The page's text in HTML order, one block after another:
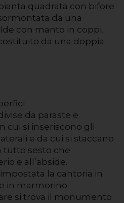
quadrata con bifore
da una
con manto in coppi.
da una doppia
da paraste e
cui si inseriscono gli
e da cui si staccano
tutto sesto che
e all’abside.
la cantoria in
in marmorino.
si trova il monumento